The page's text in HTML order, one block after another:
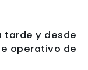
tarde y desde
operativo de